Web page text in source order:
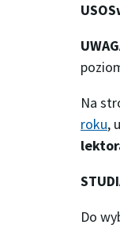
Na
roku,
Do